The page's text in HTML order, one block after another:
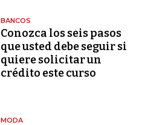
BANCOS
Conozca los seis pasos
que usted debe seguir si
quiere solicitar un
crédito este curso
MODA